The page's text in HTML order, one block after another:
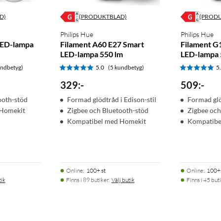
uppleva hela utbudet av Philips Hue-funktioner. Med en
i hela hemmet. Skapa rutiner för att automatisera hela din
med enheter som har stöd för Google Assistant, Apple
med röstkommandon.
lampa
stöd
(PRODUKTBLAD)
Philips Hue
Filament A60 E27 Smart
LED-lampa 550 lm
5.0 (5 kundbetyg)
329:-
Formad glödtråd i Edison-stil
Zigbee och Bluetooth-stöd
Kompatibel med Homekit
Online: 100+ st
Finns i 89 butiker. Välj butik
Philips Hue
Filament
LED-lampa
509:-
Formad
Zigbee
Online:
Finns i 45